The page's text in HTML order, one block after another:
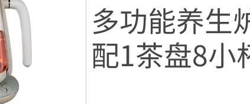
多功能养生
配1茶盘8小